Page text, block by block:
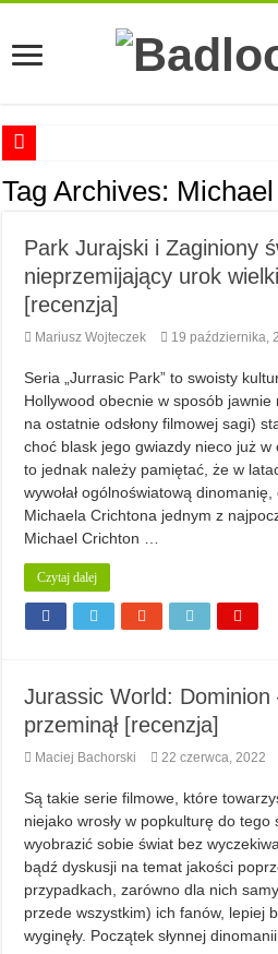
Anna Romaszkan – Praca w
Najlepsze mangi dla dorosłych
Najciekawsze zapowiedzi komiksowe na
Tag Archives:
Park Jurajski i Zaginiony
nieprzemijający urok
[recenzja]
Mariusz Wojteczek 19 października,
Seria „Jurrasic Park” to swoisty
Hollywood obecnie w sposób
na ostatnie odsłony filmowej sagi)
choć blask jego gwiazdy nieco już w
to jednak należy pamiętać, że w
wywołał ogólnoświatową
Michaela Crichtona jednym z
Michael Crichton …
Czytaj dalej
Jurassic World:
przeminął [recenzja]
Maciej Bachorski 22 czerwca, 2022
Są takie serie filmowe, które
niejako wrosły w popkulturę do
wyobrazić sobie świat bez
bądź dyskusji na temat jakości
przypadkach, zarówno dla nich
przede wszystkim) ich fanów, lepiej
wyginęły. Początek słynnej